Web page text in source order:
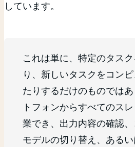
しています。
これは単に、特定のタス
り、新しいタスクをコン
たりするだけのものでは
トフォンからすべてのス
業でき、出力内容の確認、
モデルの切り替え、ある